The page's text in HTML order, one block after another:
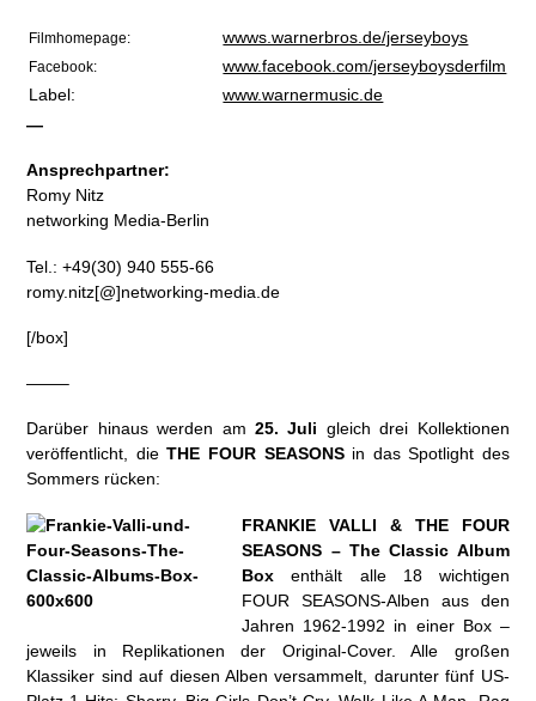
Filmhomepage: wwws.warnerbros.de/jerseyboys
Facebook:
www.facebook.com/jerseyboysderfilm
Label:
www.warnermusic.de
—
Ansprechpartner:
Romy Nitz
networking Media-Berlin
Tel.: +49(30) 940 555-66
romy.nitz[@]networking-media.de
[/box]
——–
Darüber hinaus werden am 25. Juli gleich drei Kollektionen
veröffentlicht, dieTHE FOUR SEASONSin das Spotlight des
Sommers rücken:
FRANKIE VALLI & THE FOUR
SEASONS – The Classic Album
Box enthält alle 18 wichtigen
FOUR SEASONS-Alben aus den
Jahren 1962-1992 in einer Box –
jeweils in Replikationen der Original-Cover. Alle großen
Klassiker sind auf diesen Alben versammelt, darunter fünf US-